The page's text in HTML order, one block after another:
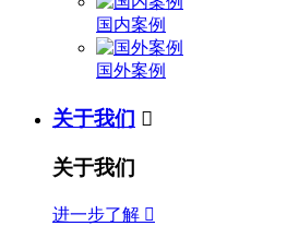
国内案例
国外案例
关于我们 
关于我们
进一步了解 